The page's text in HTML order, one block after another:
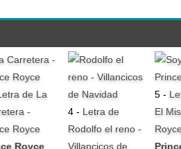
de La
-
Royce
Royce
4 - Letra de
Rodolfo el reno -
Villancicos de
5 -
El